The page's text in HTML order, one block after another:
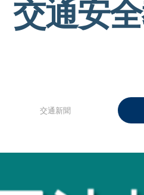
交通安
交通新聞